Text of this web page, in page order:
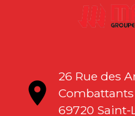
location_on
26 Rue des
69720